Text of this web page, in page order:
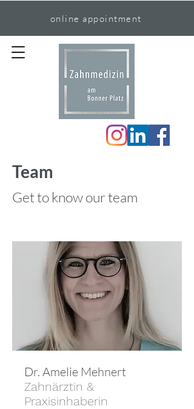
online appointment
Team
Get to know our team
Dr. Amelie Mehnert
Zahnärztin &
Praxisinhaberin